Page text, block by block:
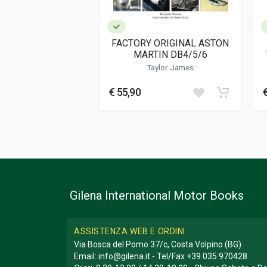
FACTORY ORIGINAL ASTON
MARTIN DB4/5/6
Taylor James
€ 55,90
Gilena International Motor Books
ASSISTENZA WEB E ORDINI
Via Bosca del Pomo 37/c, Costa Volpino (BG)
Email: info@gilena.it - Tel/Fax +39 035 970428